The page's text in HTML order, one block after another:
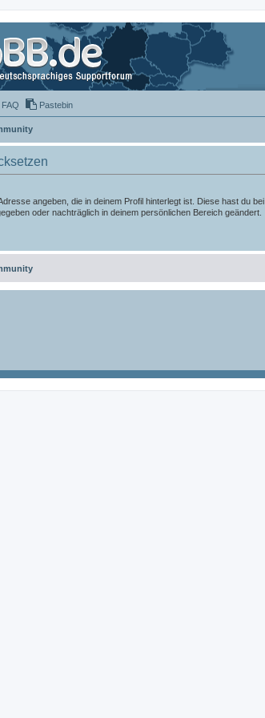
FAQ Pastebin
angeben, die in deinem Profil hinterlegt ist. Diese hast du bei
oder nachträglich in deinem persönlichen Bereich geändert.